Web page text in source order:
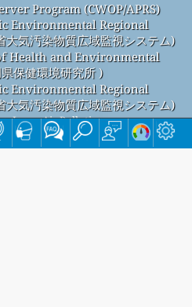
Program (CWOP/APRS)
Environmental Regional
気汚染物質広域監視システム)
Health and Environmental
保健環境研究所 )
Environmental Regional
気汚染物質広域監視システム)
Japan Air Pollution
air quality index is n/a
particulate matter) AQI is 21 -